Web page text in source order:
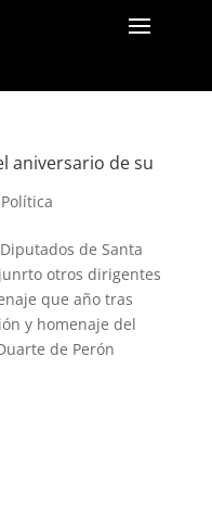
aniversario de su
Política
de Santa
otros dirigentes
que año tras
y homenaje del
de Perón